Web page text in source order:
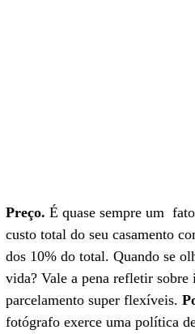
Preço. É quase sempre um
custo total do seu casamento
dos 10% do total. Quando se
vida? Vale a pena refletir
parcelamento super flexíveis.
fotógrafo exerce uma política